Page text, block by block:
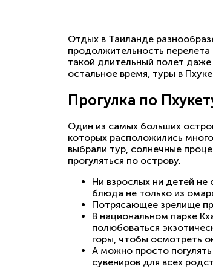
Отдых в Таиланде
продолжительность
такой длительный полет
остальное время, туры в
Прогулка по
Один из самых больших
которых расположились
выбрали тур, солнечные
прогуляться по острову.
Ни взрослых ни детей
блюда не только из
Потрясающее зрелище
В национальном парке
полюбоваться
горы, чтобы осмотреть
А можно просто
сувениров для всех